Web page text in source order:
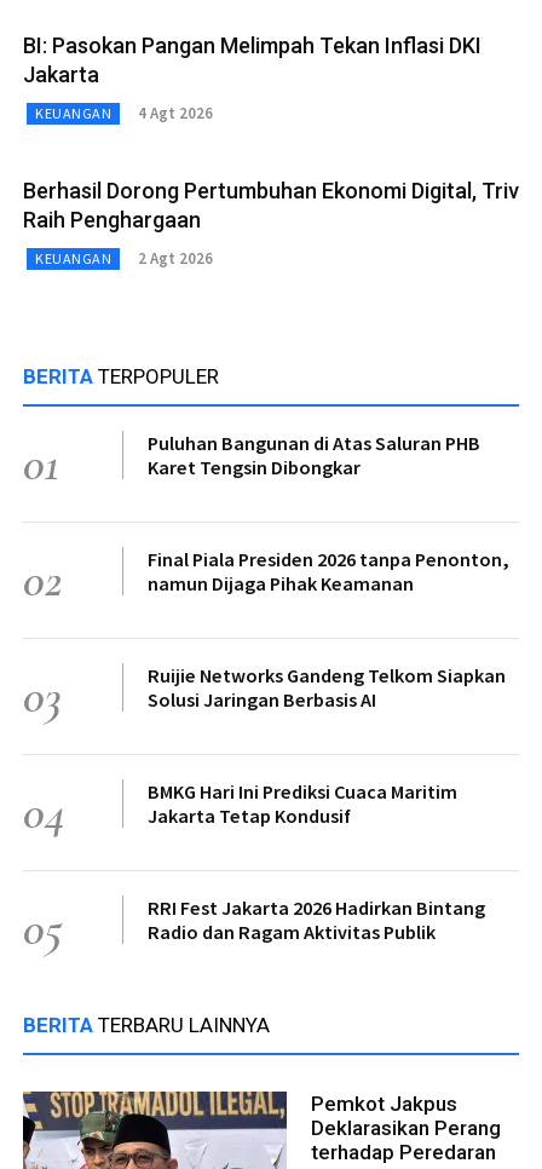
BI: Pasokan Pangan Melimpah Tekan Inflasi DKI
Jakarta
KEUANGAN 4 Agt 2026
Berhasil Dorong Pertumbuhan Ekonomi Digital, Triv
Raih Penghargaan
KEUANGAN 2 Agt 2026
BERITA TERPOPULER
01
Puluhan Bangunan di Atas Saluran PHB
Karet Tengsin Dibongkar
02
Final Piala Presiden 2026 tanpa Penonton,
namun Dijaga Pihak Keamanan
03
Ruijie Networks Gandeng Telkom Siapkan
Solusi Jaringan Berbasis AI
04
BMKG Hari Ini Prediksi Cuaca Maritim
Jakarta Tetap Kondusif
05
RRI Fest Jakarta 2026 Hadirkan Bintang
Radio dan Ragam Aktivitas Publik
BERITA TERBARU LAINNYA
Pemkot Jakpus
Deklarasikan Perang
terhadap Peredaran